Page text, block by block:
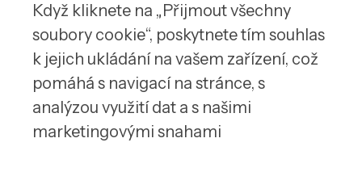
Když kliknete na „Přijmout všechny
soubory cookie“, poskytnete tím souhlas
k jejich ukládání na vašem zařízení, což
pomáhá s navigací na stránce, s
analýzou využití dat a s našimi
marketingovými snahami